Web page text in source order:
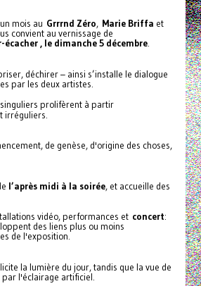
mois au Grrrnd Zéro, Marie Briffa et
convient au vernissage de
écacher, le dimanche 5 décembre.
déchirer – ainsi s’installe le dialogue
par les deux artistes.
prolifèrent à partir
irréguliers.
de genèse, d'origine des choses,
l’après midi à la soirée, et accueille des
vidéo, performances et concert:
des liens plus ou moins
de l'exposition.
la lumière du jour, tandis que la vue de
l'éclairage artificiel.